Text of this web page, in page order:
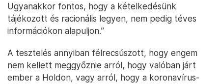
Ugyanakkor fontos, hogy a kételkedésünk
tájékozott és racionális legyen, nem pedig téves
információkon alapuljon.”
A tesztelés annyiban félrecsúszott, hogy engem
nem kellett meggyőznie arról, hogy valóban járt
ember a Holdon, vagy arról, hogy a koronavírus-